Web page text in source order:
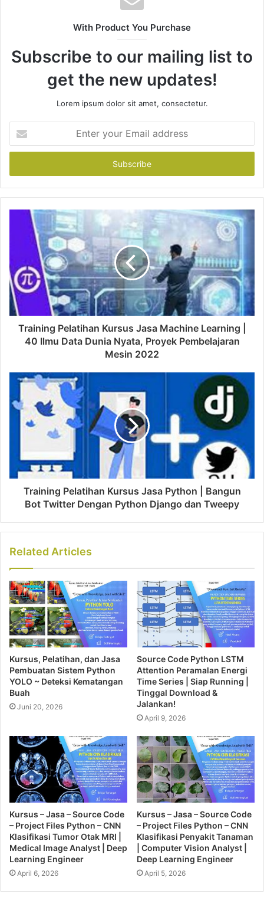
i
e
With Product You Purchase
Subscribe to our mailing list to
get the new updates!
Lorem ipsum dolor sit amet, consectetur.
t
r
y
a
i
l
a
d
s
Training Pelatihan Kursus Jasa Machine Learning |
40 Ilmu Data Dunia Nyata, Proyek Pembelajaran
Mesin 2022
Training Pelatihan Kursus Jasa Python | Bangun
Bot Twitter Dengan Python Django dan Tweepy
Related Articles
Kursus, Pelatihan, dan Jasa
Pembuatan Sistem Python
YOLO ~ Deteksi Kematangan
Buah
Juni 20, 2026
Source Code Python LSTM
Attention Peramalan Energi
Time Series | Siap Running |
Tinggal Download &
Jalankan!
April 9, 2026
Kursus – Jasa – Source Code
– Project Files Python – CNN
Klasifikasi Tumor Otak MRI |
Medical Image Analyst | Deep
Learning Engineer
April 6, 2026
Kursus – Jasa – Source Code
– Project Files Python – CNN
Klasifikasi Penyakit Tanaman
| Computer Vision Analyst |
Deep Learning Engineer
April 5, 2026